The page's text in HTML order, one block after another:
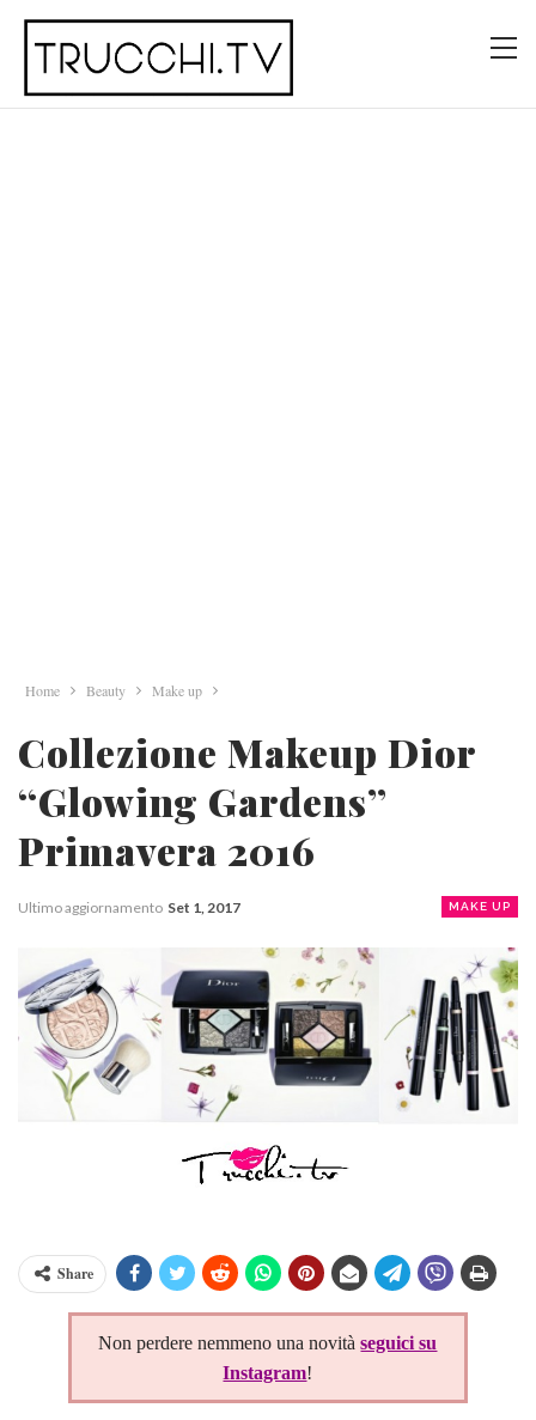
Home Beauty Make up
Collezione Makeup Dior
“Glowing Gardens”
Primavera 2016
MAKE UP
Ultimo aggiornamento Set 1, 2017
Share
Non perdere nemmeno una novitàseguici su
Instagram!